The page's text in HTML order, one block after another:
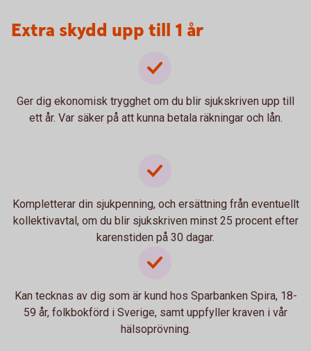
Extra skydd upp till 1 år
Ger dig ekonomisk trygghet om du blir sjukskriven upp till
ett år. Var säker på att kunna betala räkningar och lån.
Kompletterar din sjukpenning, och ersättning från eventuellt
kollektivavtal, om du blir sjukskriven minst 25 procent efter
karenstiden på 30 dagar.
Kan tecknas av dig som är kund hos Sparbanken Spira, 18-
59 år, folkbokförd i Sverige, samt uppfyller kraven i vår
hälsoprövning.